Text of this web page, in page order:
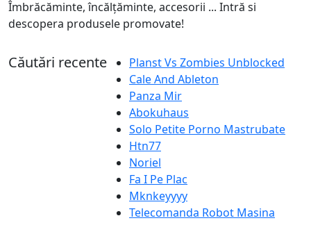
Îmbrăcăminte, încălțăminte, accesorii ... Intră si
descopera produsele promovate!
Căutări recente
Planst Vs Zombies Unblocked
Cale And Ableton
Panza Mir
Abokuhaus
Solo Petite Porno Mastrubate
Htn77
Noriel
Fa I Pe Plac
Mknkeyyyy
Telecomanda Robot Masina